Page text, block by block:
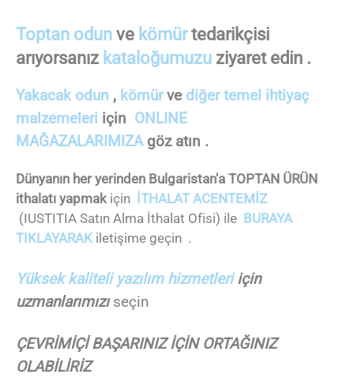
Toptan odun ve kömürtedarikçisi
arıyorsanız kataloğumuzu ziyaret edin .
Yakacak odun , kömürve diğer temel ihtiyaç
malzemeleri için ONLINE
MAĞAZALARIMIZAgöz atın .
Dünyanın her yerinden Bulgaristan'a TOPTAN ÜRÜN
ithalatı yapmak için İTHALAT ACENTEMİZ
(IUSTITIA Satın Alma İthalat Ofisi) ile BURAYA
TIKLAYARAK iletişime geçin .
Yüksek kaliteli yazılım hizmetleriiçin
uzmanlarımızıseçin
ÇEVRİMİÇİ BAŞARINIZ İÇİN ORTAĞINIZ
OLABİLİRİZ